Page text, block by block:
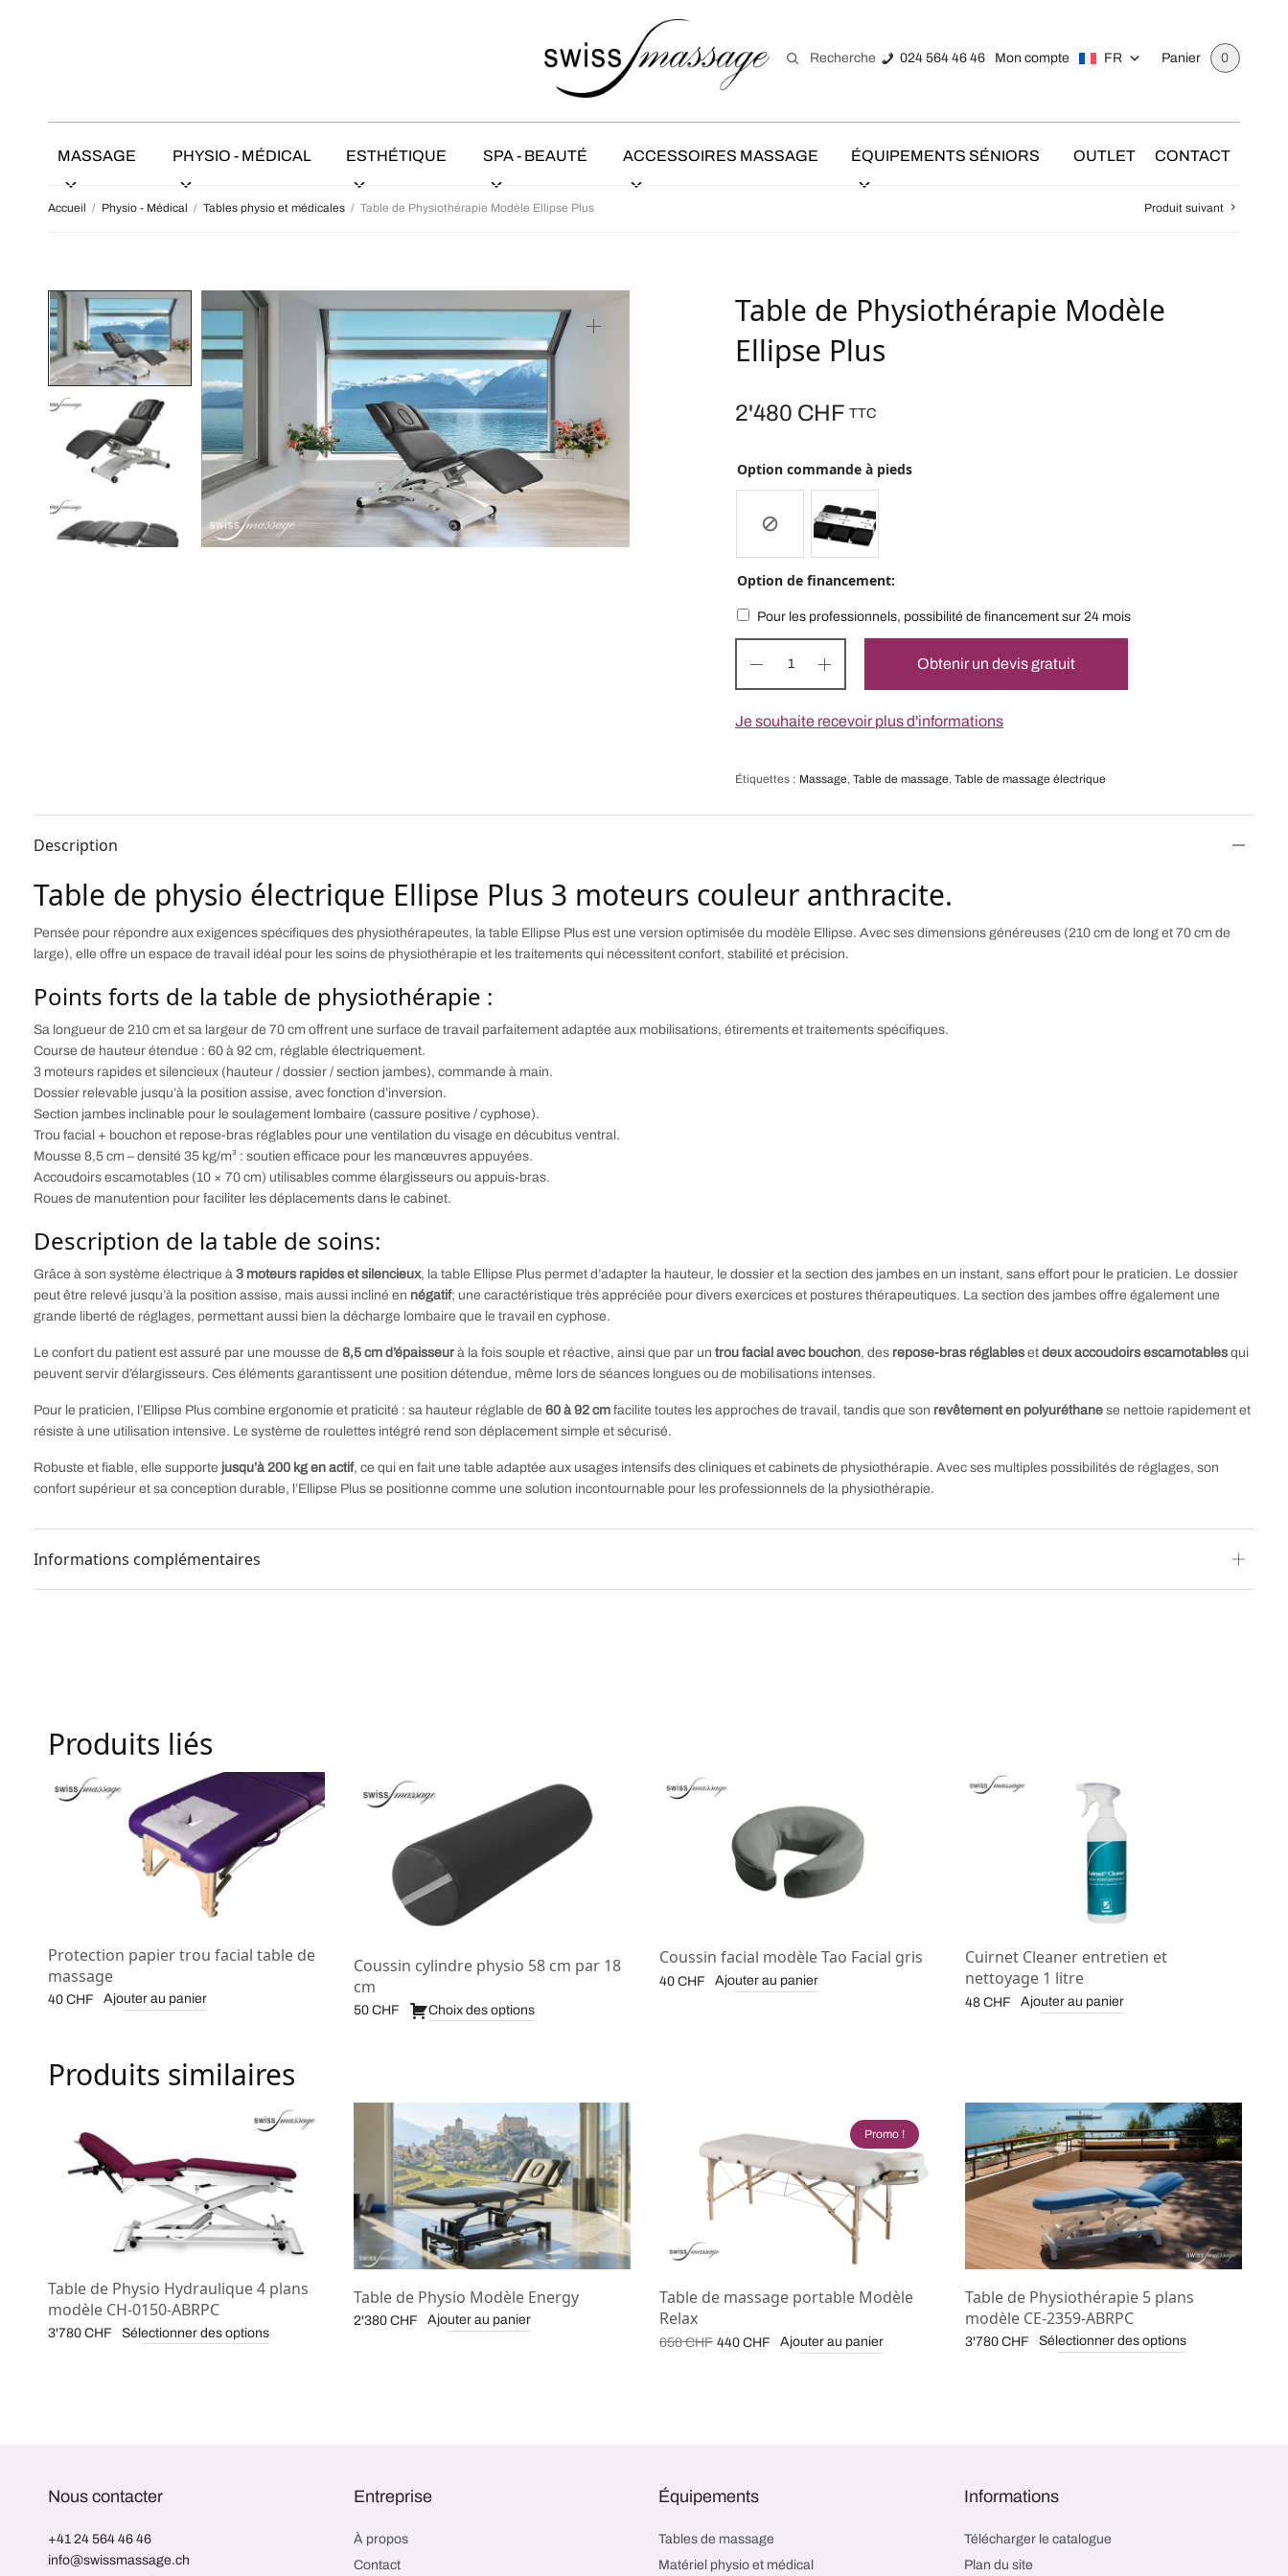
Recherche 024 564 46 46 Mon compte FR Panier 0
MASSAGE PHYSIO - MÉDICAL ESTHÉTIQUE SPA - BEAUTÉ ACCESSOIRES MASSAGE ÉQUIPEMENTS SÉNIORS OUTLET CONTACT
Accueil / Physio - Médical / Tables physio et médicales / Table de Physiothérapie Modèle Ellipse Plus Produit suivant
Table de Physiothérapie Modèle
Ellipse Plus
2'480 CHF TTC
Option commande à pieds
Option de financement:
Pour les professionnels, possibilité de financement sur 24 mois
Obtenir un devis gratuit
Je souhaite recevoir plus d'informations
Étiquettes : Massage, Table de massage, Table de massage électrique
Description
Table de physio électrique Ellipse Plus 3 moteurs couleur anthracite.
Pensée pour répondre aux exigences spécifiques des physiothérapeutes, la table Ellipse Plus est une version optimisée du modèle Ellipse. Avec ses dimensions généreuses (210 cm de long et 70 cm de
large), elle offre un espace de travail idéal pour les soins de physiothérapie et les traitements qui nécessitent confort, stabilité et précision.
Points forts de la table de physiothérapie :
Sa longueur de 210 cm et sa largeur de 70 cm offrent une surface de travail parfaitement adaptée aux mobilisations, étirements et traitements spécifiques.
Course de hauteur étendue : 60 à 92 cm, réglable électriquement.
3 moteurs rapides et silencieux (hauteur / dossier / section jambes), commande à main.
Dossier relevable jusqu’à la position assise, avec fonction d’inversion.
Section jambes inclinable pour le soulagement lombaire (cassure positive / cyphose).
Trou facial + bouchon et repose-bras réglables pour une ventilation du visage en décubitus ventral.
Mousse 8,5 cm – densité 35 kg/m³ : soutien efficace pour les manœuvres appuyées.
Accoudoirs escamotables (10 × 70 cm) utilisables comme élargisseurs ou appuis-bras.
Roues de manutention pour faciliter les déplacements dans le cabinet.
Description de la table de soins:
Grâce à son système électrique à3 moteurs rapides et silencieux, la table Ellipse Plus permet d’adapter la hauteur, le dossier et la section des jambes en un instant, sans effort pour le praticien. Le dossier
peut être relevé jusqu’à la position assise, mais aussi incliné en négatif; une caractéristique très appréciée pour divers exercices et postures thérapeutiques. La section des jambes offre également une
grande liberté de réglages, permettant aussi bien la décharge lombaire que le travail en cyphose.
Le confort du patient est assuré par une mousse de8,5 cm d’épaisseur à la fois souple et réactive, ainsi que par untrou facial avec bouchon, des repose-bras réglables etdeux accoudoirs escamotables qui
peuvent servir d’élargisseurs. Ces éléments garantissent une position détendue, même lors de séances longues ou de mobilisations intenses.
Pour le praticien, l’Ellipse Plus combine ergonomie et praticité : sa hauteur réglable de60 à 92 cm facilite toutes les approches de travail, tandis que son revêtement en polyuréthane se nettoie rapidement et
résiste à une utilisation intensive. Le système de roulettes intégré rend son déplacement simple et sécurisé.
Robuste et fiable, elle supporte jusqu’à 200 kg en actif, ce qui en fait une table adaptée aux usages intensifs des cliniques et cabinets de physiothérapie. Avec ses multiples possibilités de réglages, son
confort supérieur et sa conception durable, l’Ellipse Plus se positionne comme une solution incontournable pour les professionnels de la physiothérapie.
Informations complémentaires
Produits liés
Protection papier trou facial table de
massage
40 CHF Ajouter au panier
Coussin cylindre physio 58 cm par 18
cm
50 CHF Choix des options
Coussin facial modèle Tao Facial gris
40 CHF Ajouter au panier
Cuirnet Cleaner entretien et
nettoyage 1 litre
48 CHF Ajouter au panier
Produits similaires
Table de Physio Hydraulique 4 plans
modèle CH-0150-ABRPC
3'780 CHF Sélectionner des options
Table de Physio Modèle Energy
2'380 CHF Ajouter au panier
Promo !
Table de massage portable Modèle
Relax
650CHF Le prix
440 CHF
Le prix
Ajouter au panier
Table de Physiothérapie 5 plans
modèle CE-2359-ABRPC
3'780 CHF Sélectionner des options
Nous contacter
+41 24 564 46 46
info@swissmassage.ch
Entreprise
À propos
Contact
Équipements
Tables de massage
Matériel physio et médical
Informations
Télécharger le catalogue
Plan du site